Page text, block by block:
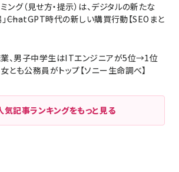
ング（見せ方・提示）は、デジタルの新たな
」――ChatGPT時代の新しい購買行動【SEOまと
、男子中学生はITエンジニアが5位→1位
とも公務員がトップ【ソニー生命調べ】
気記事ランキングをもっと見る